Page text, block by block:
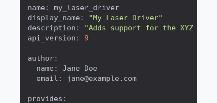
name :
my_laser_driver
display_name :
"My Laser Driver"
description :
"Adds support for the XYZ
api_version : 9
author:
name :
Jane Doe
email : jane@example.com
provides :